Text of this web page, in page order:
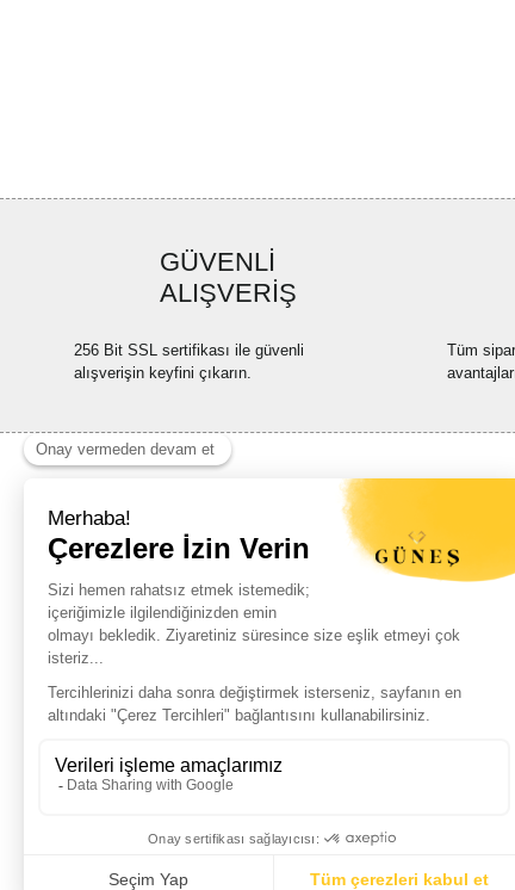
GÜVENLİ
ALIŞVERİŞ
256 Bit SSL sertifikası ile güvenli
alışverişin keyfini çıkarın.
Tüm